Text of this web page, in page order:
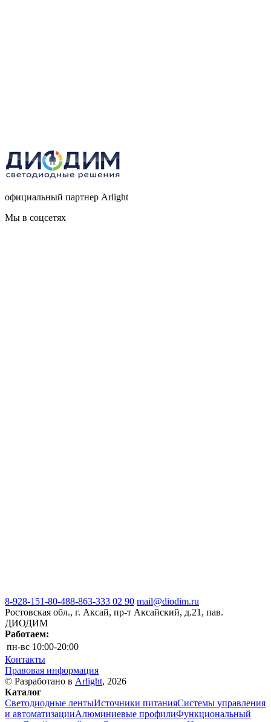
официальный партнер Arlight
Мы в соцсетях
8-928-151-80-488-863-333 02 90 mail@diodim.ru
Ростовская обл., г. Аксай, пр-т Аксайский, д.21, пав.
ДИОДИМ
Работаем:
пн-вс 10:00-20:00
Контакты
Правовая информация
© Разработано в Arlight, 2026
Каталог
Светодиодные лентыИсточники питанияСистемы управления
и автоматизацииАлюминиевые профилиФункциональный